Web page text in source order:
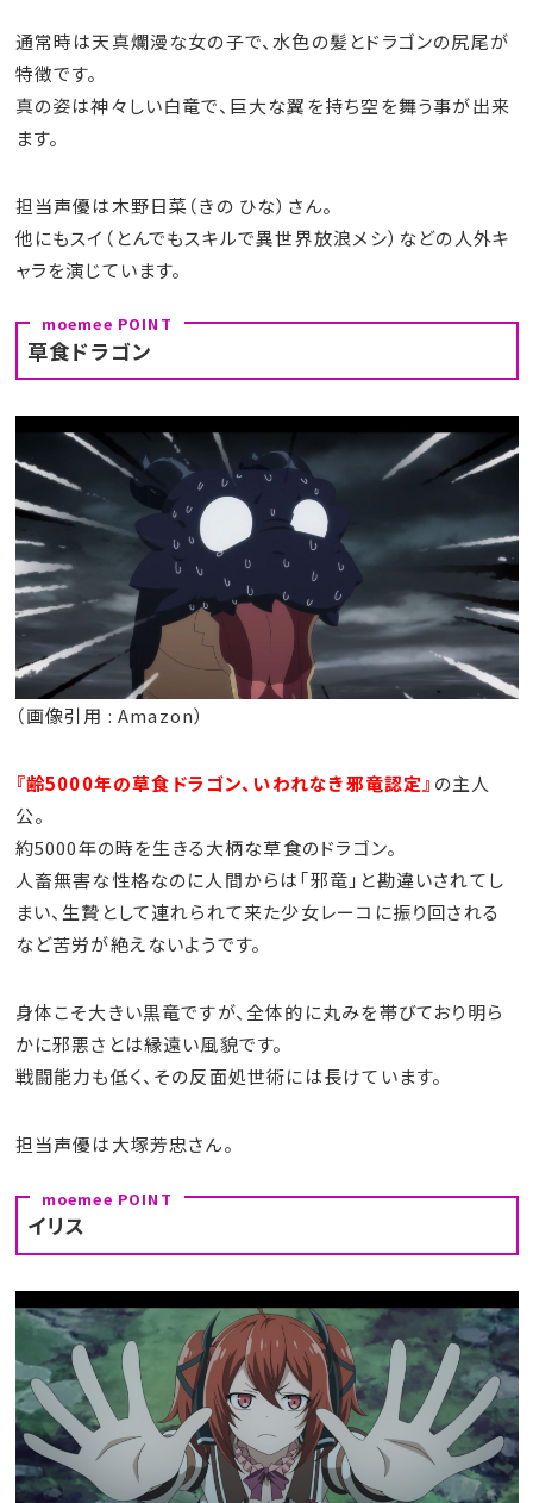
通常時は天真爛漫な女の子で、水色の髪とドラゴンの尻尾が
特徴です。
真の姿は神々しい白竜で、巨大な翼を持ち空を舞う事が出来
ます。
担当声優は木野日菜（きの ひな）さん。
他にもスイ（とんでもスキルで異世界放浪メシ）などの人外キ
ャラを演じています。
草食ドラゴン
（画像引用 : Amazon）
『齢5000年の草食ドラゴン、いわれなき邪竜認定』 の主人
公。
約5000年の時を生きる大柄な草食のドラゴン。
人畜無害な性格なのに人間からは「邪竜」と勘違いされてし
まい、生贄として連れられて来た少女レーコに振り回される
など苦労が絶えないようです。
身体こそ大きい黒竜ですが、全体的に丸みを帯びており明ら
かに邪悪さとは縁遠い風貌です。
戦闘能力も低く、その反面処世術には長けています。
担当声優は大塚芳忠さん。
イリス